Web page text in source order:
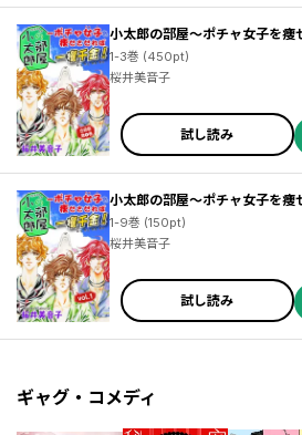
小太郎の部屋～ポチャ女子を痩
1-3巻 (450pt)
桜井美音子
試し読み
小太郎の部屋～ポチャ女子を痩
1-9巻 (150pt)
桜井美音子
試し読み
ギャグ・コメディ